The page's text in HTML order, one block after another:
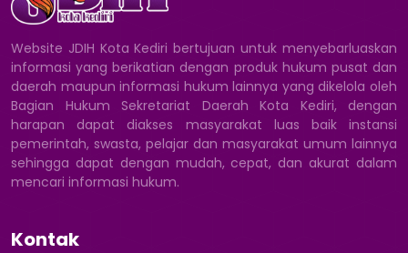
Website JDIH Kota Kediri bertujuan untuk menyebarluaskan
informasi yang berikatian dengan produk hukum pusat dan
daerah maupun informasi hukum lainnya yang dikelola oleh
Bagian Hukum Sekretariat Daerah Kota Kediri, dengan
harapan dapat diakses masyarakat luas baik instansi
pemerintah, swasta, pelajar dan masyarakat umum lainnya
sehingga dapat dengan mudah, cepat, dan akurat dalam
mencari informasi hukum.
Kontak